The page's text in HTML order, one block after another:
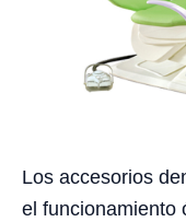
Los accesorios
el funcionamiento